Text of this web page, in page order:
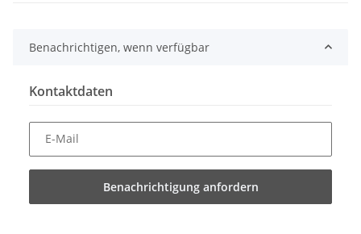
Benachrichtigen, wenn verfügbar
Kontaktdaten
E-Mail
Benachrichtigung anfordern